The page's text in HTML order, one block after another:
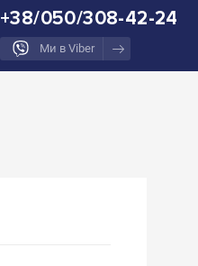
+38/050/308-42-24
Ми в Viber